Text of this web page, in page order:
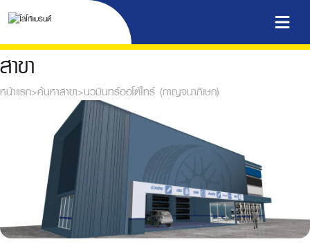
สาขา
หน้าแรก>ค้นหาสาขา>นวมินทร์ออโต้ไทร์ (กาญจนาภิเษก)